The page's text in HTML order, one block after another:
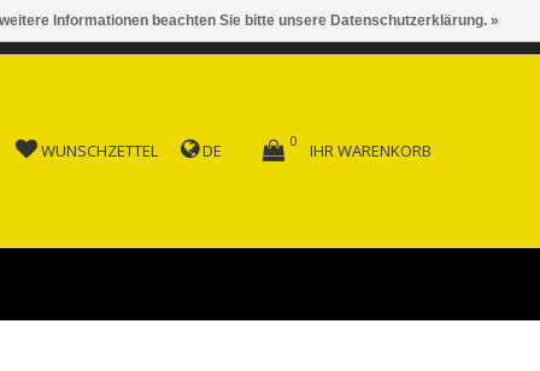
AB FR. 150.00
WUNSCHZETTEL DE IHR WARENKORB
0
Informationen beachten Sie bitte unsere Datenschutzerklärung. »